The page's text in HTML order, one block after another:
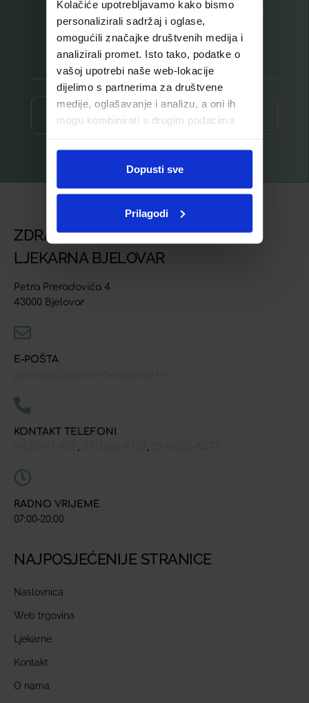
Kolačiće upotrebljavamo kako bismo
personalizirali sadržaj i oglase,
omogućili značajke društvenih medija i
analizirali promet. Isto tako, podatke o
vašoj upotrebi naše web-lokacije
dijelimo s partnerima za društvene
medije, oglašavanje i analizu, a oni ih
mogu kombinirati s drugim podacima
ste upotrebljavali njihove usluge.
Dopusti sve
Prilagodi
Prijavite se na listu za novosti
Prijava ⟶
ZDRAVSTVENA USTANOVA
LJEKARNA BJELOVAR
Petra Preradovića 4
43000 Bjelovar
E-POŠTA
KONTAKT TELEFONI
, ,
RADNO VRIJEME
07:00-20:00
NAJPOSJEĆENIJE STRANICE
Naslovnica
Web trgovina
Ljekarne
Kontakt
O nama